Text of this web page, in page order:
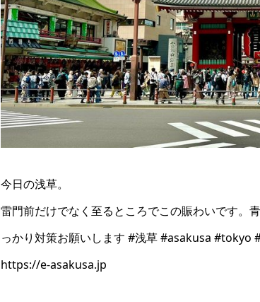
今日の浅草。
雷門前だけでなく至るところでこの賑わいです。
っかり対策お願いします #浅草 #asakusa #tokyo
https://e-asakusa.jp